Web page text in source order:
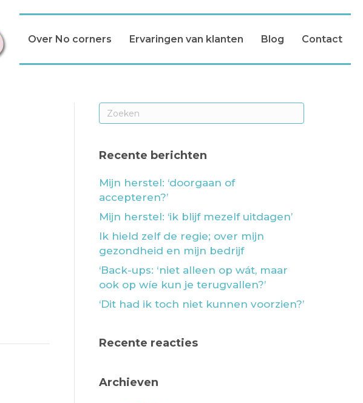
Over No corners Ervaringen van klanten Blog Contact
Recente berichten
Mijn herstel: ‘doorgaan of
accepteren?’
Mijn herstel: ‘ik blijf mezelf uitdagen’
Ik hield zelf de regie; over mijn
gezondheid en mijn bedrijf
‘Back-ups: ‘niet alleen op wát, maar
ook op wíe kun je terugvallen?’
‘Dit had ik toch niet kunnen voorzien?’
Recente reacties
Archieven